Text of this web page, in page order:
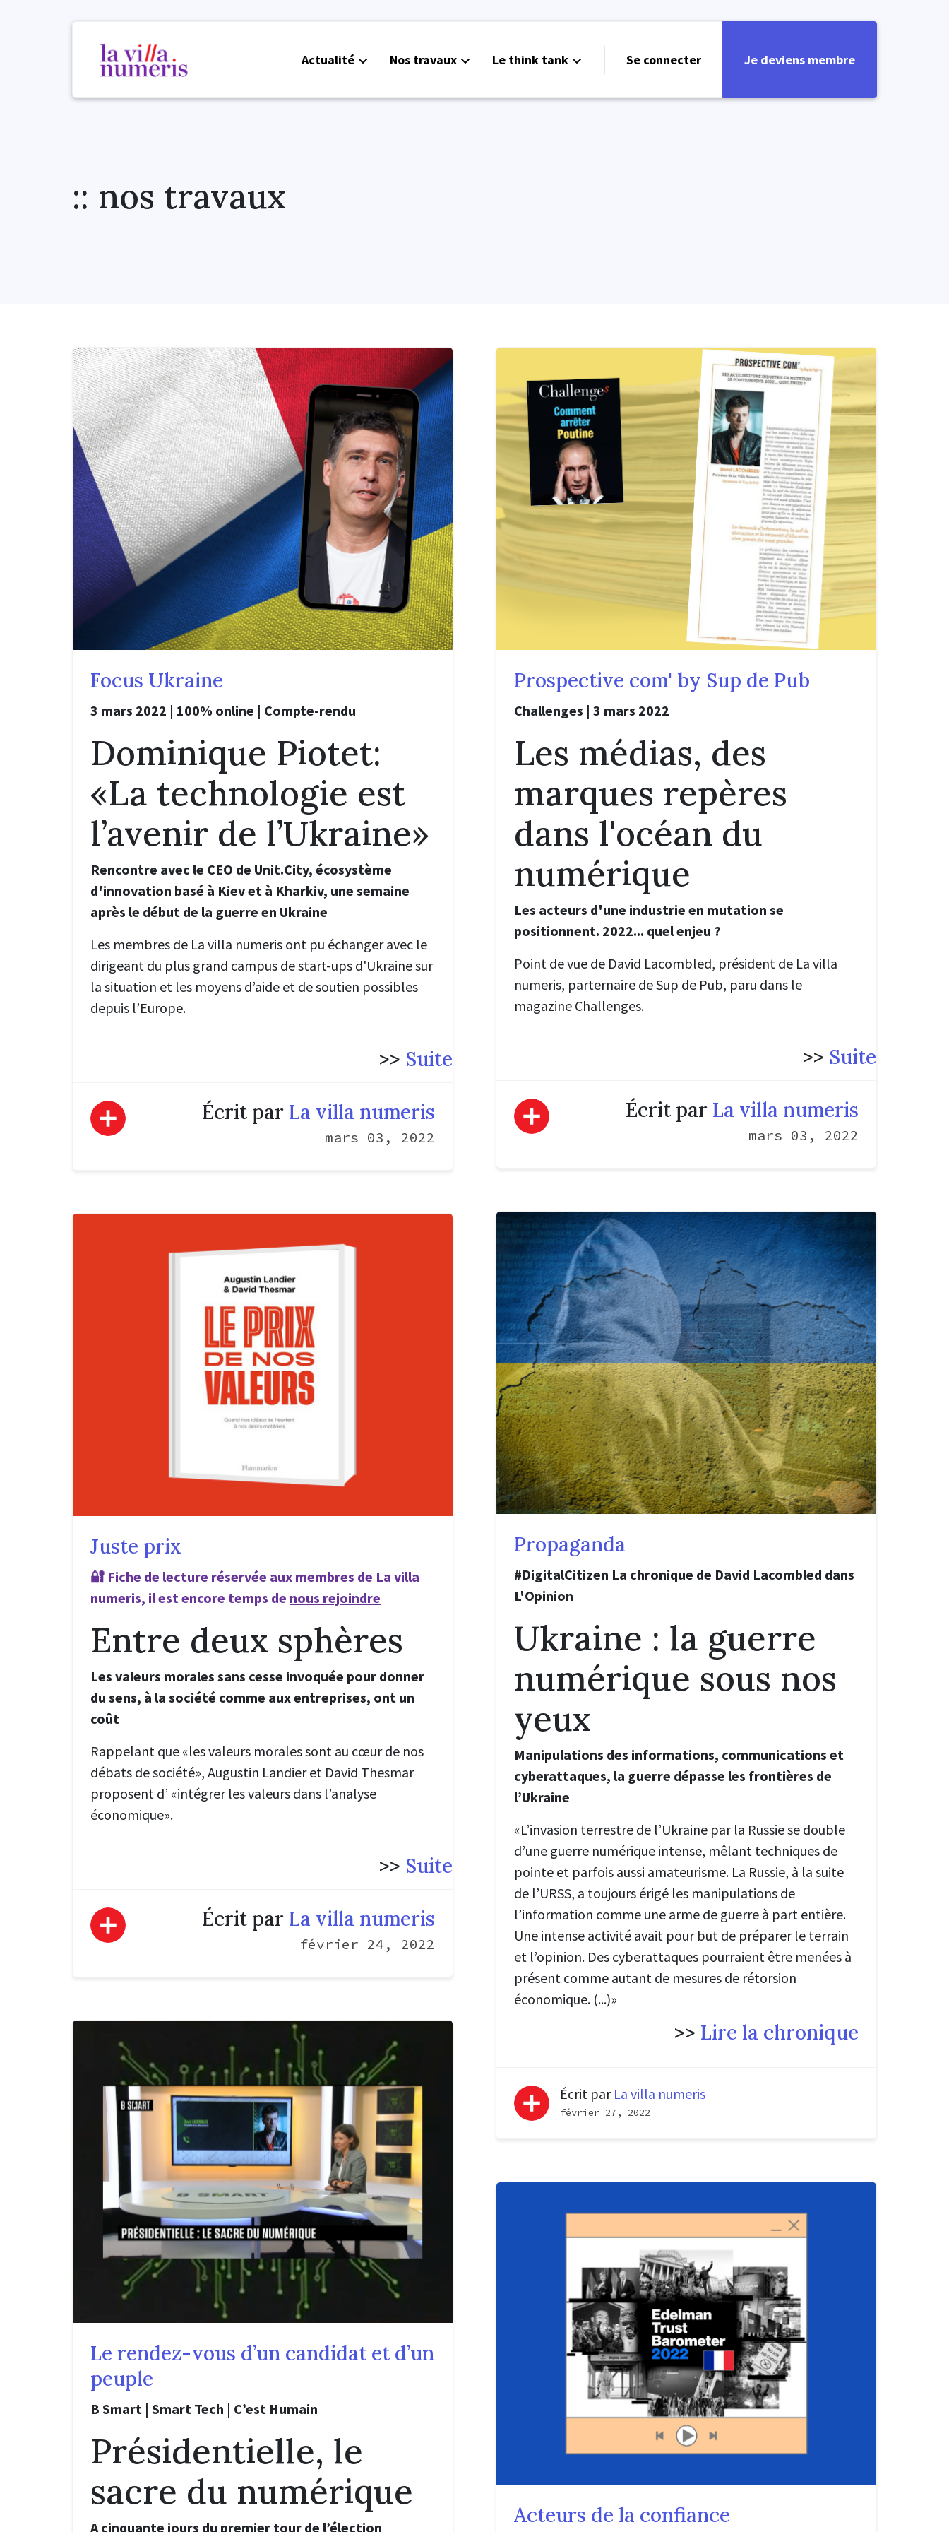
Actualité Nos travaux Le think tank Se connecter Je deviens membre
:: nos travaux
Focus Ukraine
3 mars 2022 | 100% online | Compte-rendu
Dominique Piotet:
«La technologie est
l’avenir de l’Ukraine»
Rencontre avec le CEO de Unit.City, écosystème
d'innovation basé à Kiev et à Kharkiv, une semaine
après le début de la guerre en Ukraine
Les membres de La villa numeris ont pu échanger avec le
dirigeant du plus grand campus de start-ups d'Ukraine sur
la situation et les moyens d’aide et de soutien possibles
depuis l’Europe.
>> Suite
Écrit par La villa numeris
mars 03, 2022
Prospective com' by Sup de Pub
Challenges | 3 mars 2022
Les médias, des
marques repères
dans l'océan du
numérique
Les acteurs d'une industrie en mutation se
positionnent. 2022... quel enjeu ?
Point de vue de David Lacombled, président de La villa
numeris, parternaire de Sup de Pub, paru dans le
magazine Challenges.
>> Suite
Écrit par La villa numeris
mars 03, 2022
Propaganda
#DigitalCitizen La chronique de David Lacombled dans
L'Opinion
Ukraine : la guerre
numérique sous nos
yeux
Manipulations des informations, communications et
cyberattaques, la guerre dépasse les frontières de
l’Ukraine
«L’invasion terrestre de l’Ukraine par la Russie se double
d’une guerre numérique intense, mêlant techniques de
pointe et parfois aussi amateurisme. La Russie, à la suite
de l’URSS, a toujours érigé les manipulations de
l’information comme une arme de guerre à part entière.
Une intense activité avait pour but de préparer le terrain
et l’opinion. Des cyberattaques pourraient être menées à
présent comme autant de mesures de rétorsion
économique. (...)»
>> Lire la chronique
Écrit par La villa numeris
février 27, 2022
Juste prix
🔐 Fiche de lecture réservée aux membres de La villa
numeris, il est encore temps de nous rejoindre
Entre deux sphères
Les valeurs morales sans cesse invoquée pour donner
du sens, à la société comme aux entreprises, ont un
coût
Rappelant que «les valeurs morales sont au cœur de nos
débats de société», Augustin Landier et David Thesmar
proposent d’ «intégrer les valeurs dans l’analyse
économique».
>> Suite
Écrit par La villa numeris
février 24, 2022
Le rendez-vous d’un candidat et d’un
peuple
B Smart | Smart Tech | C’est Humain
Présidentielle, le
sacre du numérique
A cinquante jours du premier tour de l’élection Acteurs de la confiance